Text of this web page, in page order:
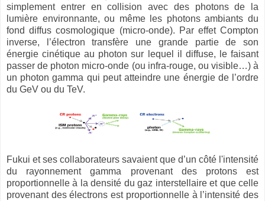
simplement entrer en collision avec des photons de la
lumière environnante, ou même les photons ambiants du
fond diffus cosmologique (micro-onde). Par effet Compton
inverse, l’électron transfère une grande partie de son
énergie cinétique au photon sur lequel il diffuse, le faisant
passer de photon micro-onde (ou infra-rouge, ou visible…) à
un photon gamma qui peut atteindre une énergie de l’ordre
du GeV ou du TeV.
Fukui et ses collaborateurs savaient que d’un côté l'intensité
du rayonnement gamma provenant des protons est
proportionnelle à la densité du gaz interstellaire et que celle
provenant des électrons est proportionnelle à l’intensité des